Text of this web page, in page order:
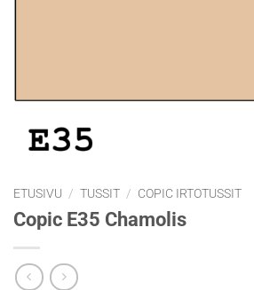
ETUSIVU / TUSSIT / COPIC IRTOTUSSIT
Copic E35 Chamolis